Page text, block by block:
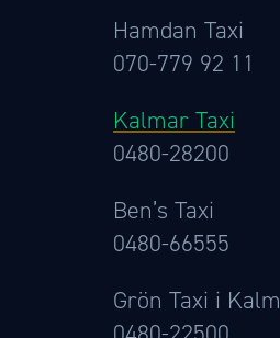
Hamdan Taxi
070-779 92 11
Kalmar Taxi
0480-28200
Ben’s Taxi
0480-66555
Grön Taxi i